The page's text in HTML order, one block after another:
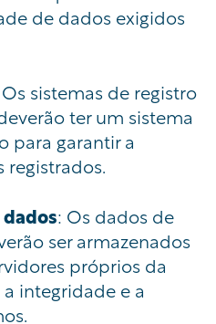
de dados exigidos
sistemas de registro
ter um sistema
para garantir a
registrados.
: Os dados de
ser armazenados
próprios da
integridade e a